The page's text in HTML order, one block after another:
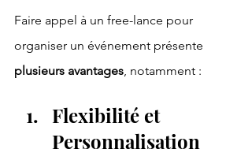
Faire appel à un free-lance pour
organiser un événement présente
plusieurs avantages, notamment :
Flexibilité et
Personnalisation